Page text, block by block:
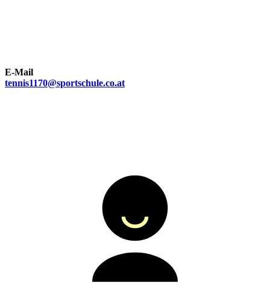
E-Mail
tennis1170@sportschule.co.at